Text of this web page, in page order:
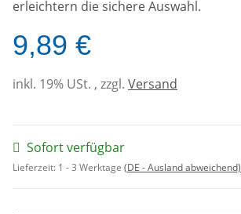
erleichtern die sichere Auswahl.
9,89 €
inkl. 19% USt. , zzgl. Versand
Sofort verfügbar
Lieferzeit: 1 - 3 Werktage (DE - Ausland abweichend)